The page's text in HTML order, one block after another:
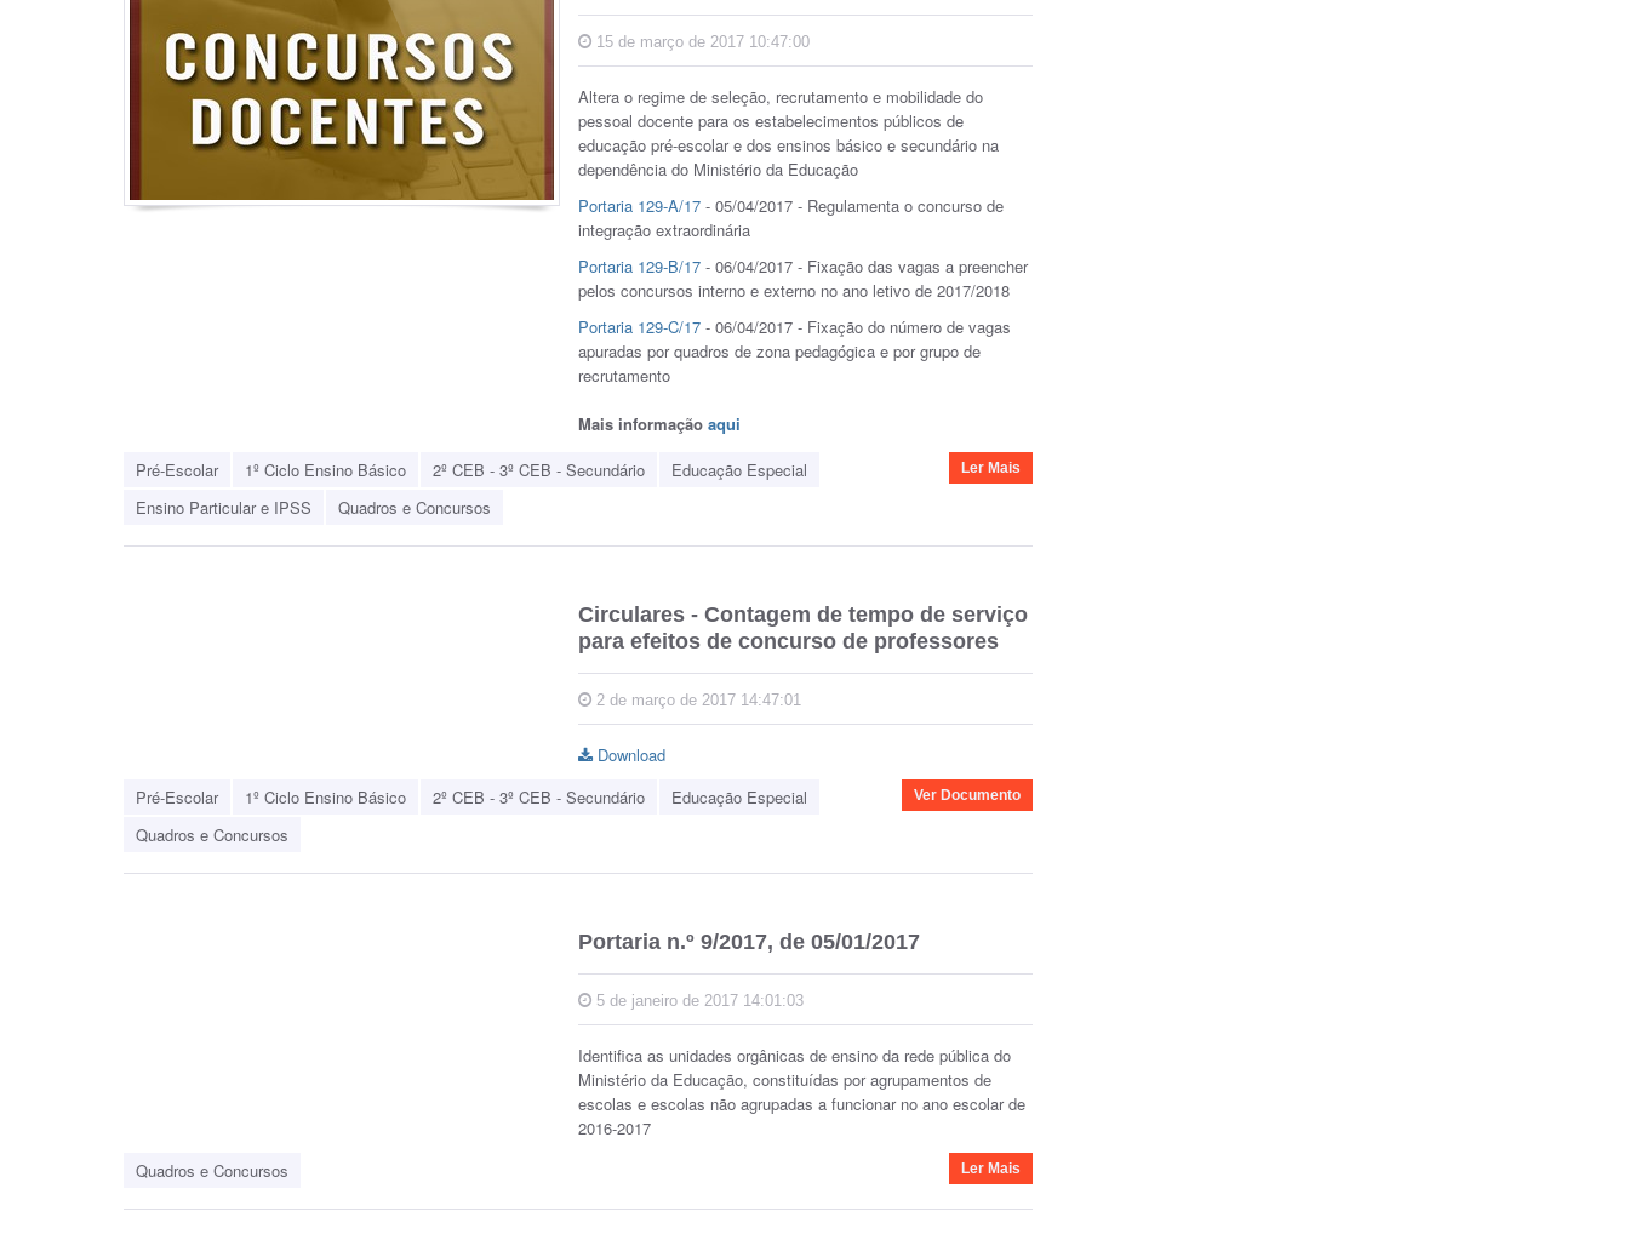
15 de março de 2017 10:47:00
Altera o regime de seleção, recrutamento e mobilidade do
pessoal docente para os estabelecimentos públicos de
educação pré-escolar e dos ensinos básico e secundário na
dependência do Ministério da Educação
Portaria 129-A/17 - 05/04/2017 - Regulamenta o concurso de
integração extraordinária
Portaria 129-B/17 - 06/04/2017 - Fixação das vagas a preencher
pelos concursos interno e externo no ano letivo de 2017/2018
Portaria 129-C/17 - 06/04/2017 - Fixação do número de vagas
apuradas por quadros de zona pedagógica e por grupo de
recrutamento
Mais informação aqui
Pré-Escolar 1º Ciclo Ensino Básico 2º CEB - 3º CEB - Secundário
Educação Especial
Ensino Particular e IPSS
Quadros e Concursos
Ler Mais
Circulares - Contagem de tempo de serviço
para efeitos de concurso de professores
2 de março de 2017 14:47:01
Download
Pré-Escolar
1º Ciclo Ensino Básico 2º CEB - 3º CEB - Secundário
Educação Especial
Quadros e Concursos
Ver Documento
Portaria n.º 9/2017, de 05/01/2017
5 de janeiro de 2017 14:01:03
Identifica as unidades orgânicas de ensino da rede pública do
Ministério da Educação, constituídas por agrupamentos de
escolas e escolas não agrupadas a funcionar no ano escolar de
2016-2017
Quadros e Concursos
Ler Mais